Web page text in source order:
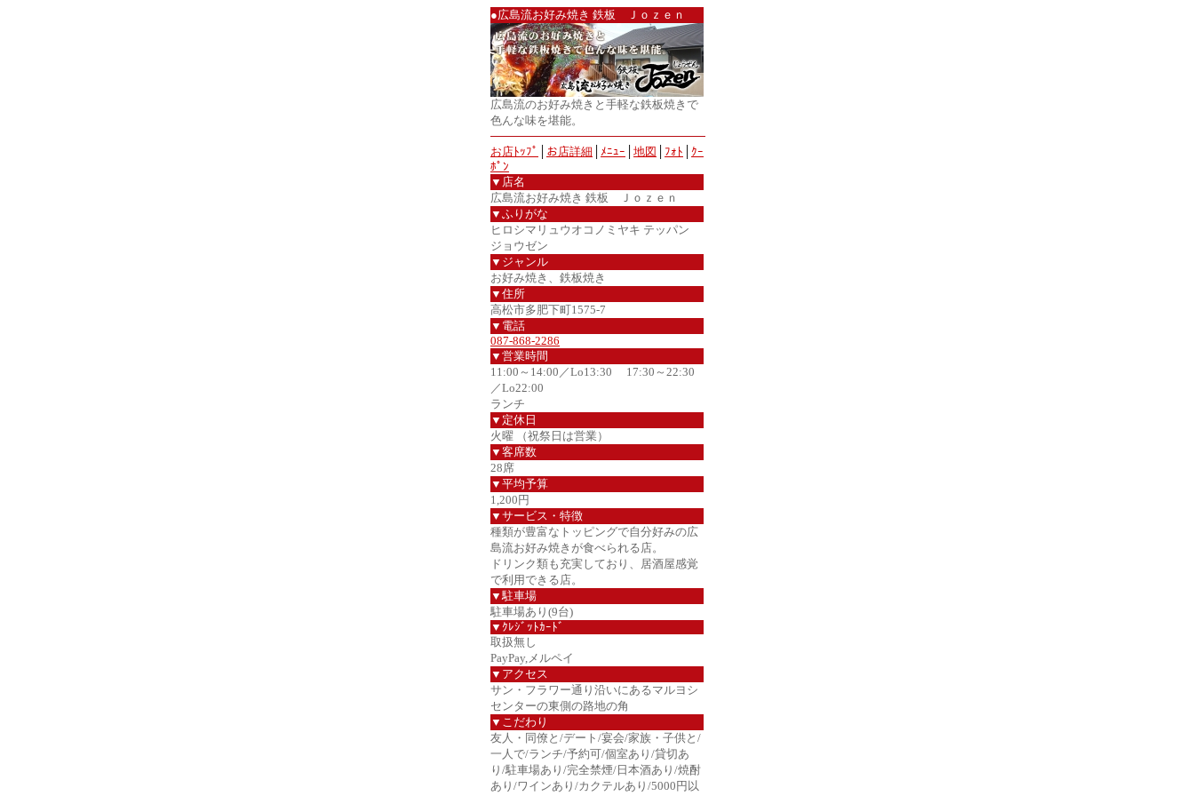
●広島流お好み焼き 鉄板 Ｊｏｚｅｎ
広島流のお好み焼きと手軽な鉄板焼きで
色んな味を堪能。
お店ﾄｯﾌﾟ お店詳細 ﾒﾆｭｰ 地図 ﾌｫﾄ
ｸｰ
ﾎﾟﾝ
▼店名
広島流お好み焼き 鉄板 Ｊｏｚｅｎ
▼ふりがな
ヒロシマリュウオコノミヤキ テッパン
ジョウゼン
▼ジャンル
お好み焼き、鉄板焼き
▼住所
高松市多肥下町1575-7
▼電話
087-868-2286
▼営業時間
11:00～14:00／Lo13:30 17:30～22:30
／Lo22:00
ランチ
▼定休日
火曜 （祝祭日は営業）
▼客席数
28席
▼平均予算
1,200円
▼サービス・特徴
種類が豊富なトッピングで自分好みの広
島流お好み焼きが食べられる店。
ドリンク類も充実しており、居酒屋感覚
で利用できる店。
▼駐車場
駐車場あり(9台)
▼ｸﾚｼﾞｯﾄｶｰﾄﾞ
取扱無し
PayPay,メルペイ
▼アクセス
サン・フラワー通り沿いにあるマルヨシ
センターの東側の路地の角
▼こだわり
友人・同僚と/デート/宴会/家族・子供と/
一人で/ランチ/予約可/個室あり/貸切あ
り/駐車場あり/完全禁煙/日本酒あり/焼酎
あり/ワインあり/カクテルあり/5000円以